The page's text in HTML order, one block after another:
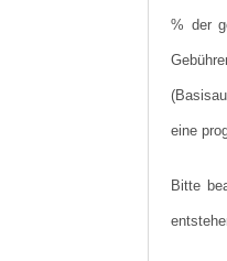
% der
eine
Bitte